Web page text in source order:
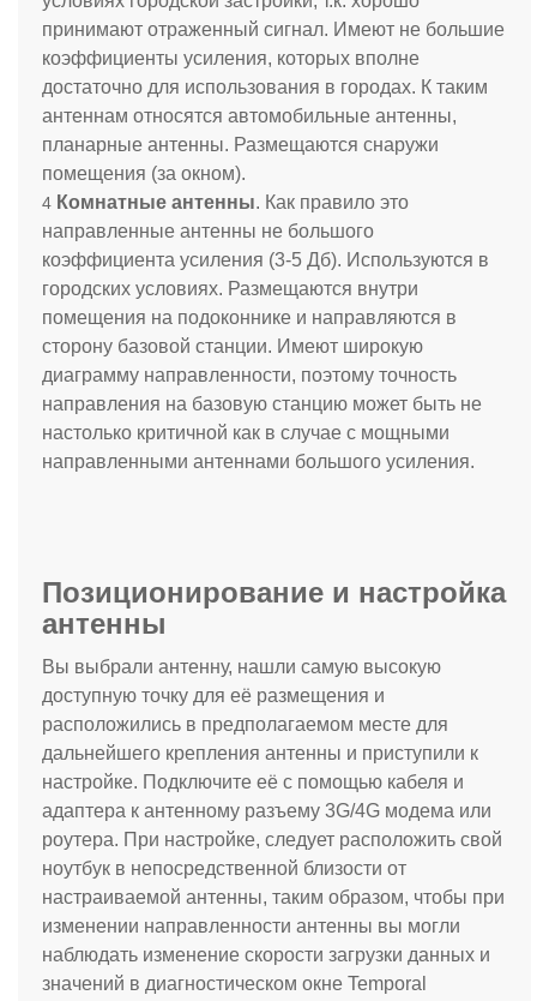
принимают отраженный сигнал. Имеют не большие
коэффициенты усиления, которых вполне
достаточно для использования в городах. К таким
антеннам относятся автомобильные антенны,
планарные антенны. Размещаются снаружи
помещения (за окном).
Комнатные антенны. Как правило это
направленные антенны не большого
коэффициента усиления (3-5 Дб). Используются в
городских условиях. Размещаются внутри
помещения на подоконнике и направляются в
сторону базовой станции. Имеют широкую
диаграмму направленности, поэтому точность
направления на базовую станцию может быть не
настолько критичной как в случае с мощными
направленными антеннами большого усиления.
Позиционирование и настройка
антенны
Вы выбрали антенну, нашли самую высокую
доступную точку для её размещения и
расположились в предполагаемом месте для
дальнейшего крепления антенны и приступили к
настройке. Подключите её с помощью кабеля и
адаптера к антенному разъему 3G/4G модема или
роутера. При настройке, следует расположить свой
ноутбук в непосредственной близости от
настраиваемой антенны, таким образом, чтобы при
изменении направленности антенны вы могли
наблюдать изменение скорости загрузки данных и
значений в диагностическом окне Temporal